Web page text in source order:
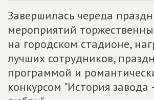
Завершилась череда
мероприятий
на городском стадионе,
лучших сотрудников,
программой и
конкурсом "История завода